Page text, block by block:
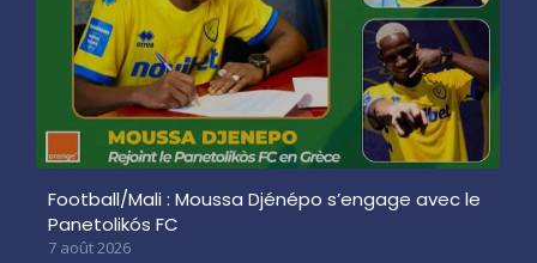
Football/Mali : Moussa Djénépo s’engage avec le
Panetolikós FC
7 août 2026